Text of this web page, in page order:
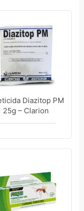
Diazitop PM
25g – Clarion